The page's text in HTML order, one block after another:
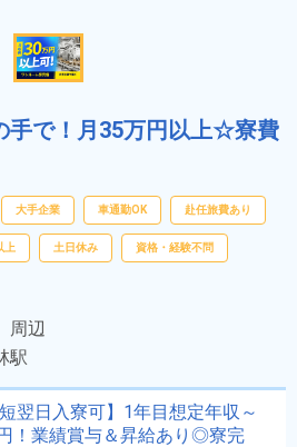
手で！月35万円以上☆寮費
大手企業 車通勤OK 赴任旅費あり
上 土日休み 資格・経験不問
周辺
駅
翌日入寮可】1年目想定年収～
！業績賞与＆昇給あり◎寮完